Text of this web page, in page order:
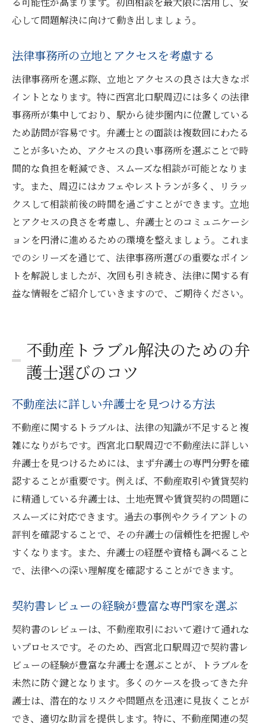
心して問題解決に向けて動き出しましょう。
法律事務所の立地とアクセスを考慮する
法律事務所を選ぶ際、立地とアクセスの良さは大きなポ
イントとなります。特に西宮北口駅周辺には多くの法律
事務所が集中しており、駅から徒歩圏内に位置している
ため訪問が容易です。弁護士との面談は複数回にわたる
ことが多いため、アクセスの良い事務所を選ぶことで時
間的な負担を軽減でき、スムーズな相談が可能となりま
す。また、周辺にはカフェやレストランが多く、リラッ
クスして相談前後の時間を過ごすことができます。立地
とアクセスの良さを考慮し、弁護士とのコミュニケーシ
ョンを円滑に進めるための環境を整えましょう。これま
でのシリーズを通じて、法律事務所選びの重要なポイン
トを解説しましたが、次回も引き続き、法律に関する有
益な情報をご紹介していきますので、ご期待ください。
不動産トラブル解決のための弁
護士選びのコツ
不動産法に詳しい弁護士を見つける方法
不動産に関するトラブルは、法律の知識が不足すると複
雑になりがちです。西宮北口駅周辺で不動産法に詳しい
弁護士を見つけるためには、まず弁護士の専門分野を確
認することが重要です。例えば、不動産取引や賃貸契約
に精通している弁護士は、土地売買や賃貸契約の問題に
スムーズに対応できます。過去の事例やクライアントの
評判を確認することで、その弁護士の信頼性を把握しや
すくなります。また、弁護士の経歴や資格も調べること
で、法律への深い理解度を確認することができます。
契約書レビューの経験が豊富な専門家を選ぶ
契約書のレビューは、不動産取引において避けて通れな
いプロセスです。そのため、西宮北口駅周辺で契約書レ
ビューの経験が豊富な弁護士を選ぶことが、トラブルを
未然に防ぐ鍵となります。多くのケースを扱ってきた弁
護士は、潜在的なリスクや問題点を迅速に見抜くことが
でき、適切な助言を提供します。特に、不動産関連の契